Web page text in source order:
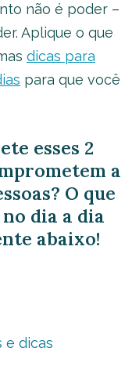
não é poder –
Aplique o que
dicas para
para que você
esses 2
a
O que
dia a dia
abaixo!
e dicas